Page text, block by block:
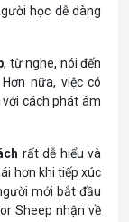
học dễ dàng
, từ nghe, nói đến
nữa, việc có
cách phát âm
rất dễ hiểu và
hơn khi tiếp xúc
mới bắt đầu
Sheep nhận về